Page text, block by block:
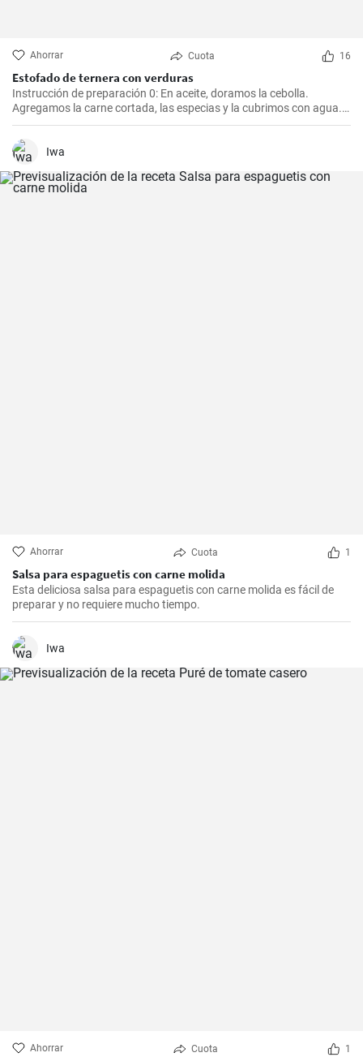
Ahorrar Cuota 16
Estofado de ternera con verduras
Instrucción de preparación 0: En aceite, doramos la cebolla.
Agregamos la carne cortada, las especias y la cubrimos con agua.
Cocinamos hasta que esté tierna. Luego, agregamos las verduras,
el puré y cocinamos hasta que todo esté suave. Finalmente
agregamos la crema y dejamos que hierva.
Iwa
Ahorrar Cuota 1
Salsa para espaguetis con carne molida
Esta deliciosa salsa para espaguetis con carne molida es fácil de
preparar y no requiere mucho tiempo.
Iwa
Ahorrar Cuota 1